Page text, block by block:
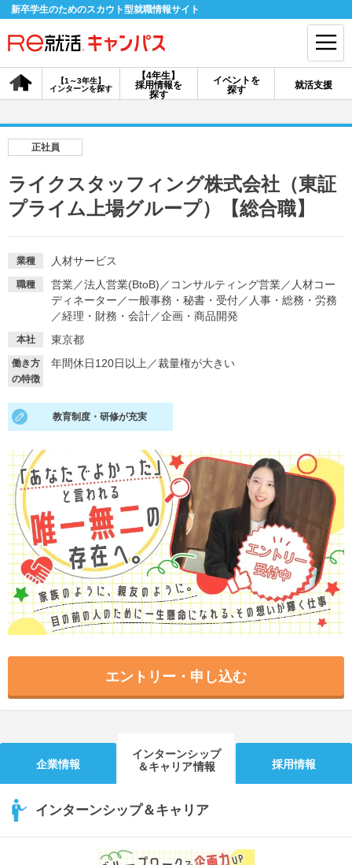
新卒学生のためのスカウト型就職情報サイト
【4年生】
採用情報を
探す
【1～3年生】
インターンを探す
イベントを
探す
就活支援
会員登録 ログイン
イベントを探す スカウト お知らせ
就活ノウハウ・サポート
就活ノウハウが満載！
あなたに合う仕事を診断！ 動画で対策講座をチェック
就活ニュースペーパー
就活時事ニュースを更新
よくある質問
不明点があればこちら
正社員
ライクスタッフィング株式会社（東証
プライム上場グループ）【総合職】
業種 人材サービス
職種 営業／法人営業(BtoB) ／ コンサルティング営業／ 人材コー
ディネーター ／一般事務・秘書・受付／ 人事・総務・労務
／経理・財務・会計／企画・商品開発
本社 東京都
働き方
の特徴
年間休日120日以上 ／裁量権が大きい
教育制度・研修が充実
エントリー・申し込む
企業情報
インターンシップ
＆キャリア情報
採用情報
インターンシップ＆キャリア